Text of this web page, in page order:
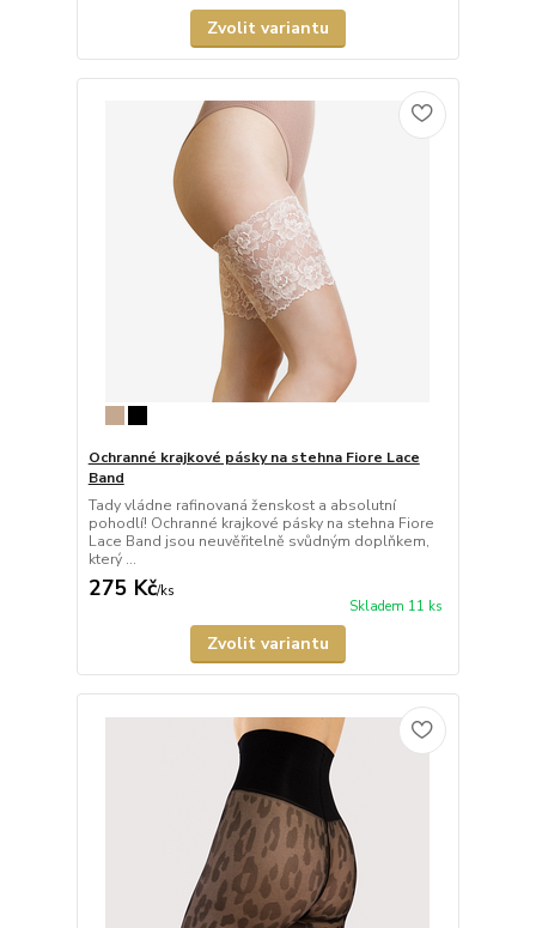
Zvolit variantu
Ochranné krajkové pásky na stehna Fiore Lace
Band
Tady vládne rafinovaná ženskost a absolutní
pohodlí! Ochranné krajkové pásky na stehna Fiore
Lace Band jsou neuvěřitelně svůdným doplňkem,
který ...
275 Kč/ks
Skladem 11 ks
Zvolit variantu